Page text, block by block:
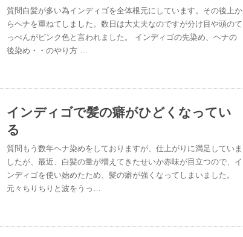
質問白髪が多い為インディゴを全体根元にしています。その後上か
らヘナを重ねてしました。数日は大丈夫なのですが分け目や頭のて
っぺんがピンク色と言われました。 インディゴの先染め、ヘナの
後染め・・のやり方 …
インディゴで髪の癖がひどくなってい
る
質問もう数年ヘナ染めをしておりますが、仕上がりに満足していま
したが、最近、白髪の量が増えてきたせいか赤味が目立つので、イ
ンディゴを使い始めたため、髪の癖が強くなってしまいました。
元々ちりちりと波をうっ…